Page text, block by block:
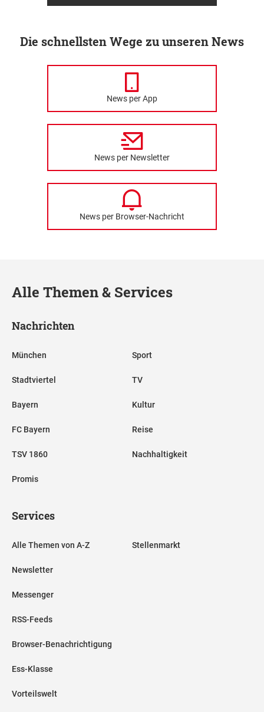
Die schnellsten Wege zu unseren News
News per App
News per Newsletter
News per Browser-Nachricht
Alle Themen & Services
Nachrichten
München
Stadtviertel
Bayern
FC Bayern
TSV 1860
Promis
Sport
TV
Kultur
Reise
Nachhaltigkeit
Services
Alle Themen von A-Z
Newsletter
Messenger
RSS-Feeds
Browser-Benachrichtigung
Ess-Klasse
Vorteilswelt
Stellenmarkt